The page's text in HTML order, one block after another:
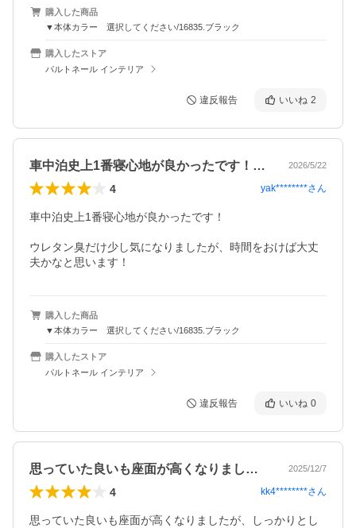
購入した商品
▼本体カラー 選択してください/16835.ブラック
購入したストア
パルトネール インテリア
違反報告 いいね 2
車中泊史上1番寝心地が良かったです！ウ… 2026/5/22
4 yak********さん
車中泊史上1番寝心地が良かったです！
ウレタン臭だけ少し気になりましたが、時間をおけば大丈
夫かなと思います！
購入した商品
▼本体カラー 選択してください/16835.ブラック
購入したストア
パルトネール インテリア
違反報告 いいね 0
思っていた良いも座面が高くなりましたが… 2025/12/7
4 kk4********さん
思っていた良いも座面が高くなりましたが、しっかりとし